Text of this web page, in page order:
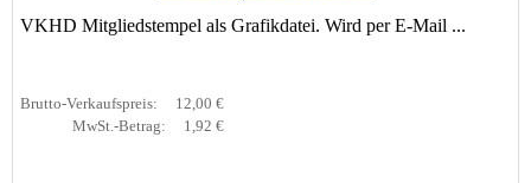
VKHD Mitgliedstempel als Grafikdatei. Wird per E-Mail ...
Brutto-Verkaufspreis:
12,00 €
MwSt.-Betrag:
1,92 €